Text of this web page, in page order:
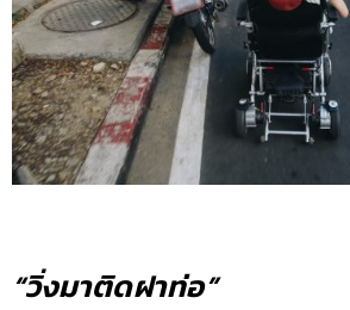
“วิ่งมาติดฝาท่อ”